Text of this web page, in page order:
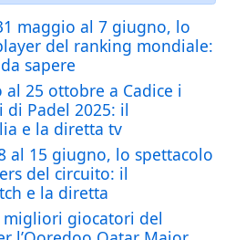
maggio al 7 giugno, lo
del ranking mondiale:
sapere
25 ottobre a Cadice i
di Padel 2025: il
e la diretta tv
al 15 giugno, lo spettacolo
del circuito: il
e la diretta
giocatori del